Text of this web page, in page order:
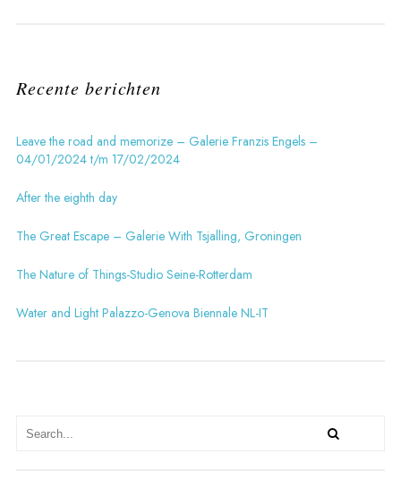
Recente berichten
Leave the road and memorize – Galerie Franzis Engels –
04/01/2024 t/m 17/02/2024
After the eighth day
The Great Escape – Galerie With Tsjalling, Groningen
The Nature of Things-Studio Seine-Rotterdam
Water and Light Palazzo-Genova Biennale NL-IT